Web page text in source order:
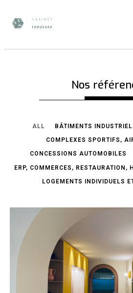
Nos
ALL BÂTIMENTS
COMPLEXES SPORTIFS,
CONCESSIONS AUTOMOBILES
ERP, COMMERCES, RESTAURATION,
LOGEMENTS INDIVIDUELS